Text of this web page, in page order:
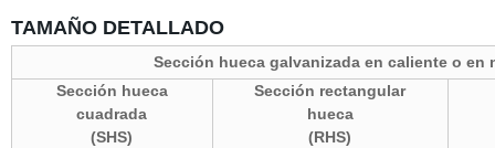
TAMAÑO DETALLADO
Sección hueca galvanizada en caliente o en
Sección hueca
cuadrada
(SHS)
Sección rectangular
hueca
(RHS)